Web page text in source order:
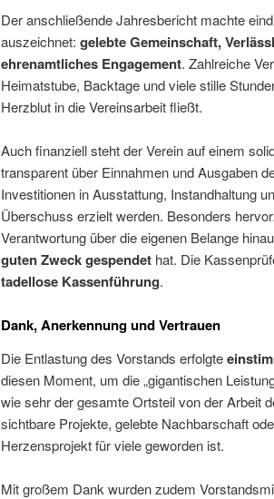
Der anschließende Jahresbericht machte
auszeichnet: gelebte Gemeinschaft,
ehrenamtliches Engagement. Zahlreiche
Heimatstube, Backtage und viele stille
Herzblut in die Vereinsarbeit fließt.
Auch finanziell steht der Verein auf einem
transparent über Einnahmen und Ausgaben
Investitionen in Ausstattung, Instandhaltung
Überschuss erzielt werden. Besonders
Verantwortung über die eigenen Belange
guten Zweck gespendet hat. Die
tadellose Kassenführung.
Dank, Anerkennung und Vertrauen
Die Entlastung des Vorstands erfolgte
diesen Moment, um die „gigantischen
wie sehr der gesamte Ortsteil von der Arbeit
sichtbare Projekte, gelebte Nachbarschaft
Herzensprojekt für viele geworden ist.
Mit großem Dank wurden zudem